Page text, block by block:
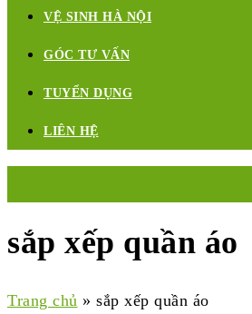
VỆ SINH HÀ NỘI
GÓC TƯ VẤN
TUYỂN DỤNG
LIÊN HỆ
sắp xếp quần áo
Trang chủ » sắp xếp quần áo